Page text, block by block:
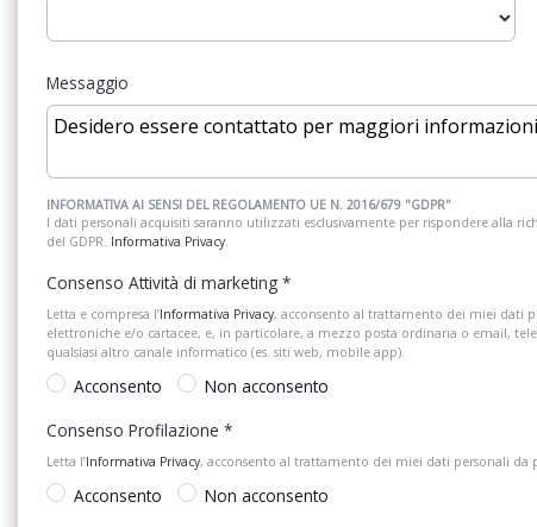
Gruppi ottici
negli specchietti retrovisori esterni
Luci diurne a led Mancorrenti neri
Park assist - sistema
automatico
Piano di copertura vano bagagli
regolabile in altezza ed estraibile
Predisposizione per telefono cellulare con
bluetooth
Radio
touchscreen 8
Rivestimento porte in tessuto
Sei altoparlanti
Messaggio
INFORMATIVA AI SENSI DEL REGOLAMENTO UE N. 2016/679 "GDPR"
I dati personali acquisiti saranno utilizzati esclusivamente per rispondere alla
del GDPR. Informativa Privacy.
Consenso Attività di marketing *
Letta e compresa l’Informativa Privacy, acconsento al trattamento dei miei dati
elettroniche e/o cartacee, e, in particolare, a mezzo posta ordinaria o email,
qualsiasi altro canale informatico (es. siti web, mobile app).
Acconsento
Non acconsento
Consenso Profilazione *
Letta l’Informativa Privacy, acconsento al trattamento dei miei dati personali
Acconsento
Non acconsento